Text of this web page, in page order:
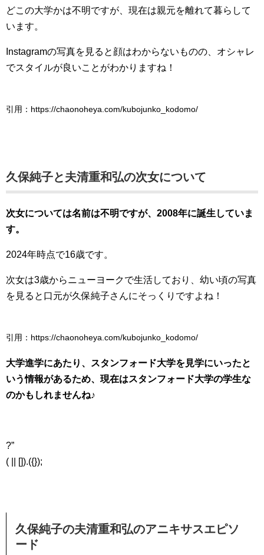
どこの大学かは不明ですが、現在は親元を離れて暮らして
います。
Instagramの写真を見ると顔はわからないものの、オシャレ
でスタイルが良いことがわかりますね！
引用：https://chaonoheya.com/kubojunko_kodomo/
久保純子と夫清重和弘の次女について
次女については名前は不明ですが、2008年に誕生していま
す。
2024年時点で16歳です。
次女は3歳からニューヨークで生活しており、幼い頃の写真
を見ると口元が久保純子さんにそっくりですよね！
引用：https://chaonoheya.com/kubojunko_kodomo/
大学進学にあたり、スタンフォード大学を見学にいったと
いう情報があるため、現在はスタンフォード大学の学生な
のかもしれませんね♪
?”
( || []).({});
久保純子の夫清重和弘のアニキサスエピソ
ード